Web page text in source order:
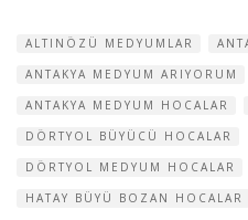
ALTINÖZÜ MEDYUMLAR
ANTAKYA MEDYUM ARIYORUM
ANTAKYA MEDYUM HOCALAR
DÖRTYOL BÜYÜCÜ HOCALAR
DÖRTYOL MEDYUM HOCALAR
HATAY BÜYÜ BOZAN HOCALAR